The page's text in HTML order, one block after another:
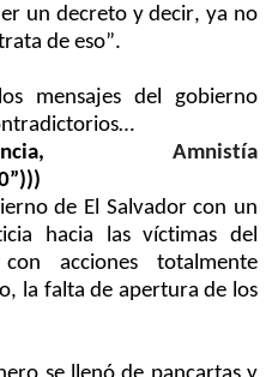
un decreto y decir, ya no
de eso”.
mensajes del gobierno
Amnistía
de El Salvador con un
hacia las víctimas del
acciones totalmente
la falta de apertura de los